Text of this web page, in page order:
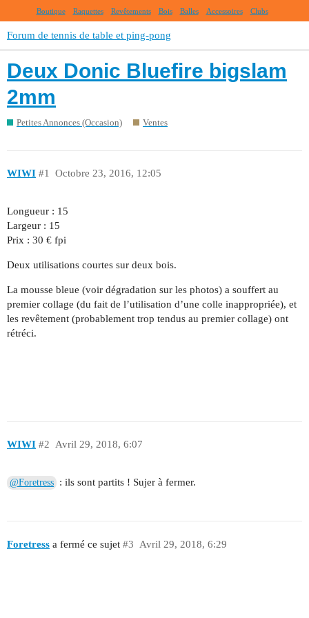
Boutique Raquettes Revêtements Bois Balles Accessoires Clubs
Forum de tennis de table et ping-pong
Deux Donic Bluefire bigslam
2mm
Petites Annonces (Occasion) Ventes
WIWI Octobre 23, 2016, 12:05
#1
Longueur : 15
Largeur : 15
Prix : 30 € fpi
Deux utilisations courtes sur deux bois.
La mousse bleue (voir dégradation sur les photos) a souffert au
premier collage (du fait de l’utilisation d’une colle inappropriée), et
les revêtement (probablement trop tendus au premier collage) ont
rétréci.
WIWI Avril 29, 2018, 6:07
#2
@Foretress : ils sont partits ! Sujer à fermer.
Foretress a fermé ce sujet Avril 29, 2018, 6:29
#3